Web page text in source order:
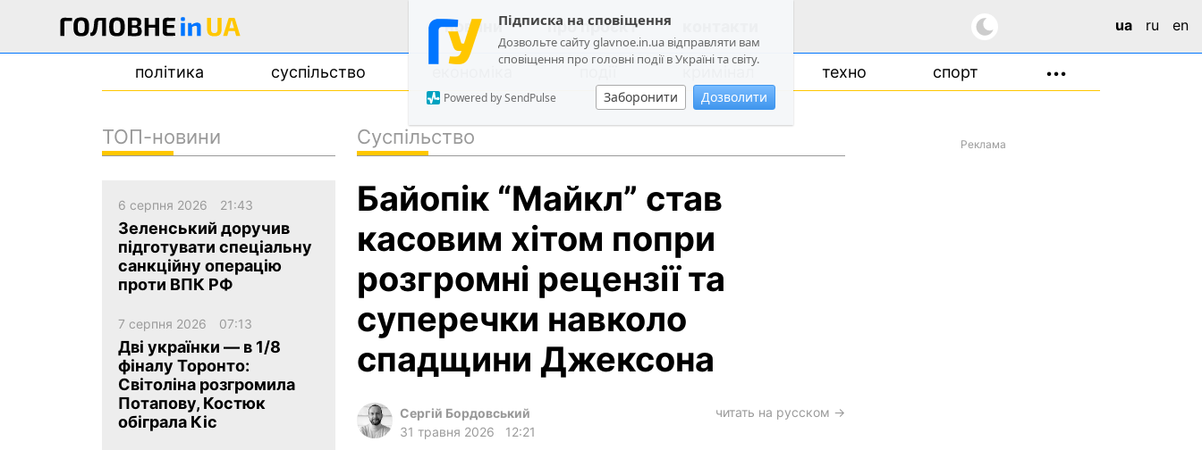
Підписка на сповіщення
Дозвольте сайту glavnoe.in.ua відправляти вам
сповіщення про головні події в Україні та світу.
Заборонити Дозволити
Powered by SendPulse
новини про проєкт ua ru en
політика суспільство кримінал техно спорт •••
політика
суспільство
події
кримінал
техно
Суспільство
Байопік “Майкл” став
касовим хітом попри
розгромні рецензії та
суперечки навколо
спадщини Джексона
Сергій Бордовський
31 травня 2026
12:21
читать на русском →
Реклама
ТОП-новини
6 серпня 2026 21:43
Зеленський доручив
підготувати спеціальну
санкційну операцію
проти ВПК РФ
7 серпня 2026 07:13
Дві українки — в 1/8
фіналу Торонто:
Світоліна розгромила
Потапову, Костюк
обіграла Кіс